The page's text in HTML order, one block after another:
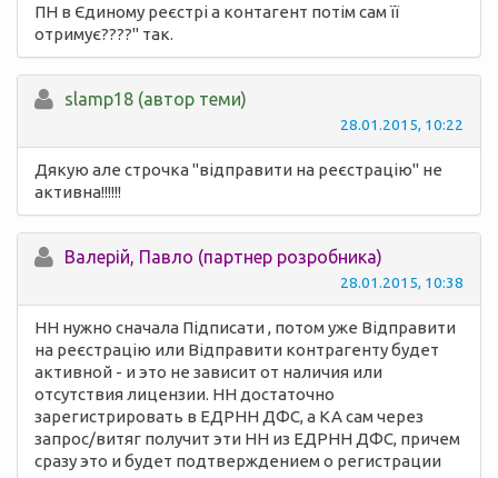
ПН в Єдиному реєстрі а контагент потім сам її
отримує????" так.
slamp18 (автор теми)
28.01.2015, 10:22
Дякую але строчка "відправити на реєстрацію" не
активна!!!!!!
Валерій, Павло (партнер розробника)
28.01.2015, 10:38
НН нужно сначала Підписати , потом уже Відправити
на реєстрацію или Відправити контрагенту будет
активной - и это не зависит от наличия или
отсутствия лицензии. НН достаточно
зарегистрировать в ЕДРНН ДФС, а КА сам через
запрос/витяг получит эти НН из ЕДРНН ДФС, причем
сразу это и будет подтверждением о регистрации